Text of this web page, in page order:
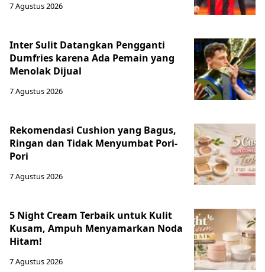
7 Agustus 2026
Inter Sulit Datangkan Pengganti
Dumfries karena Ada Pemain yang
Menolak Dijual
7 Agustus 2026
Rekomendasi Cushion yang Bagus,
Ringan dan Tidak Menyumbat Pori-
Pori
7 Agustus 2026
5 Night Cream Terbaik untuk Kulit
Kusam, Ampuh Menyamarkan Noda
Hitam!
7 Agustus 2026